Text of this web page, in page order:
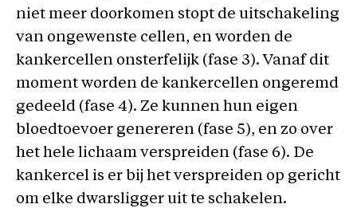
niet meer doorkomen stopt de uitschakeling
van ongewenste cellen, en worden de
kankercellen onsterfelijk (fase 3). Vanaf dit
moment worden de kankercellen ongeremd
gedeeld (fase 4). Ze kunnen hun eigen
bloedtoevoer genereren (fase 5), en zo over
het hele lichaam verspreiden (fase 6). De
kankercel is er bij het verspreiden op gericht
om elke dwarsligger uit te schakelen.